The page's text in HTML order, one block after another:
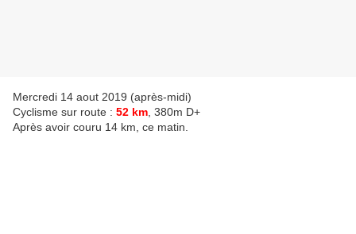
Mercredi 14 aout 2019 (après-midi)
Cyclisme sur route : 52 km , 380m D+
Après avoir couru 14 km, ce matin.